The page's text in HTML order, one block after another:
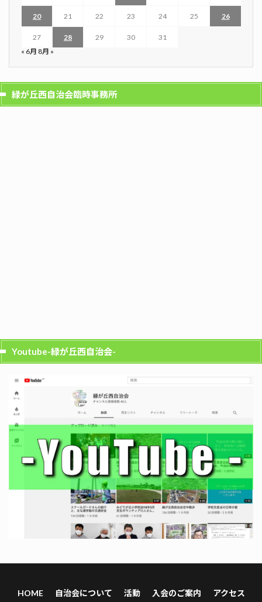
20 21 22 23 24 25 26
27 28 29 30
31
« 6月 8月 »
緑が丘西自治会臨時事務所
Youtube-緑が丘西自治会-
HOME 自治会について 活動 入会のご案内
アクセス